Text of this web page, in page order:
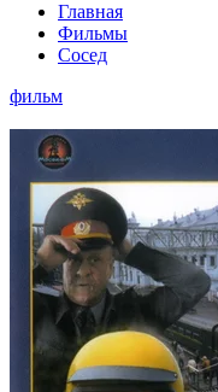
Главная
Фильмы
Сосед
фильм